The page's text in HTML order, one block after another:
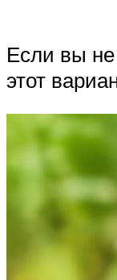
Если вы не
этот